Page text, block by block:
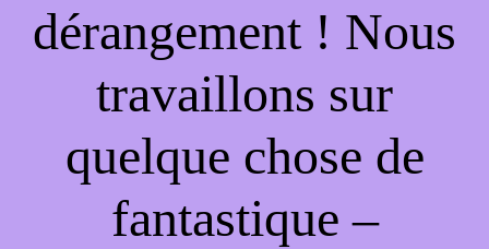
dérangement ! Nous
travaillons sur
quelque chose de
fantastique –